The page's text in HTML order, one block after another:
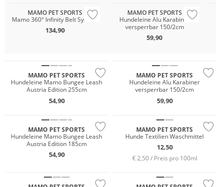
MAMO PET SPORTS
Mamo 360° Infinity Belt System
134,90
MAMO PET SPORTS
Hundeleine Alu Karabiner
versperrbar 150/2cm
59,90
MAMO PET SPORTS
Hundeleine Mamo Bungee Leash
Austria Edition 255cm
54,90
MAMO PET SPORTS
Hundeleine Alu Karabiner
versperrbar 150/2cm
59,90
MAMO PET SPORTS
Hundeleine Mamo Bungee Leash
Austria Edition 185cm
54,90
MAMO PET SPORTS
Hunde Textilien Waschmittel
12,50
€ 2,50 / Preis pro 100ml